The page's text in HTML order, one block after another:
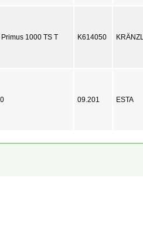
1000 TS T K614050
09.201 ESTA